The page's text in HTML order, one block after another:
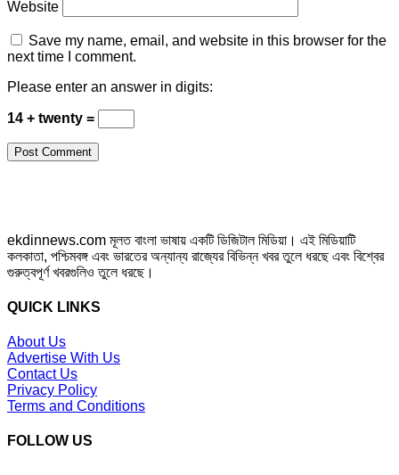
Website
Save my name, email, and website in this browser for the
next time I comment.
Please enter an answer in digits:
14 + twenty =
ekdinnews.com মূলত বাংলা ভাষায় একটি ডিজিটাল মিডিয়া। এই মিডিয়াটি
কলকাতা, পশ্চিমবঙ্গ এবং ভারতের অন্যান্য রাজ্যের বিভিন্ন খবর তুলে ধরছে এবং বিশ্বের
গুরুত্বপূর্ণ খবরগুলিও তুলে ধরছে।
QUICK LINKS
About Us
Advertise With Us
Contact Us
Privacy Policy
Terms and Conditions
FOLLOW US